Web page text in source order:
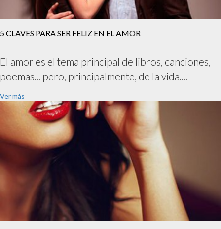
5 CLAVES PARA SER FELIZ EN EL AMOR
El amor es el tema principal de libros, canciones,
poemas... pero, principalmente, de la vida....
Ver más